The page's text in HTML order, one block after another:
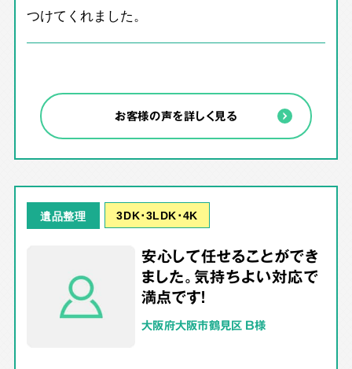
つけてくれました。
お客様の声を詳しく見る
遺品整理 3DK･3LDK･4K
安心して任せることができ
ました。気持ちよい対応で
満点です！
大阪府大阪市鶴見区 B様